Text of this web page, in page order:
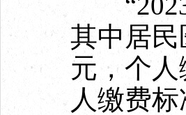
其中居
元，个
人缴费